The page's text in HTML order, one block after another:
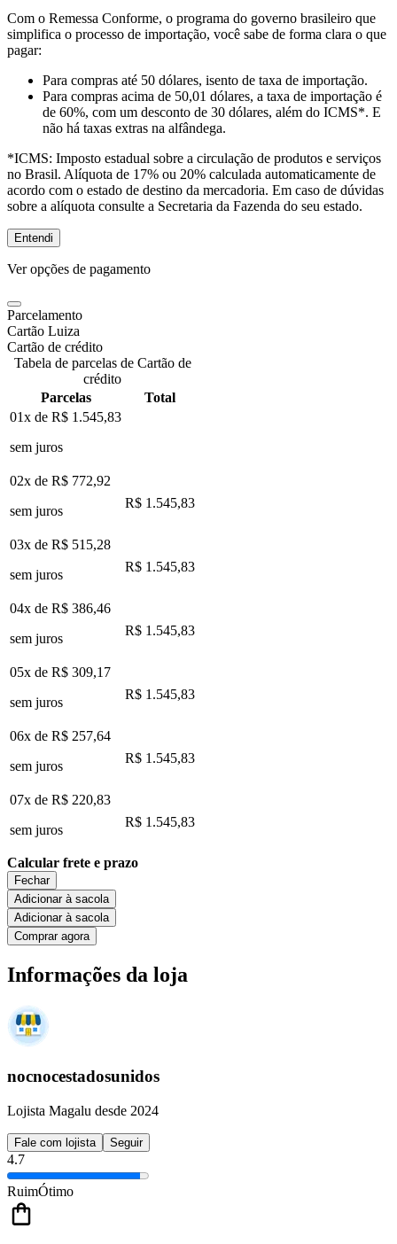
Com o Remessa Conforme, o programa do governo brasileiro que
simplifica o processo de importação, você sabe de forma clara o que
pagar:
Para compras até 50 dólares, isento de taxa de importação.
Para compras acima de 50,01 dólares, a taxa de importação é
de 60%, com um desconto de 30 dólares, além do ICMS*. E
não há taxas extras na alfândega.
*ICMS: Imposto estadual sobre a circulação de produtos e serviços
no Brasil. Alíquota de 17% ou 20% calculada automaticamente de
acordo com o estado de destino da mercadoria. Em caso de dúvidas
sobre a alíquota consulte a Secretaria da Fazenda do seu estado.
Entendi
Ver opções de pagamento
Parcelamento
Cartão Luiza
Cartão de crédito
Tabela de parcelas de Cartão de
crédito
Parcelas
Total
01x de R$ 1.545,83
sem juros
02x de R$ 772,92
sem juros
R$ 1.545,83
03x de R$ 515,28
sem juros
R$ 1.545,83
04x de R$ 386,46
sem juros
R$ 1.545,83
05x de R$ 309,17
sem juros
R$ 1.545,83
06x de R$ 257,64
sem juros
R$ 1.545,83
07x de R$ 220,83
sem juros
R$ 1.545,83
Calcular frete e prazo
Fechar
Adicionar à sacola
Adicionar à sacola
Comprar agora
Informações da loja
nocnocestadosunidos
Lojista Magalu desde 2024
Fale com lojista Seguir
4.7
RuimÓtimo